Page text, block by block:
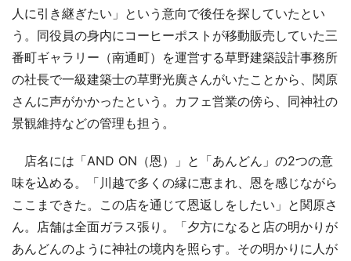
人に引き継ぎたい」という意向で後任を探していたとい
う。同役員の身内にコーヒーポストが移動販売していた三
番町ギャラリー（南通町）を運営する草野建築設計事務所
の社長で一級建築士の草野光廣さんがいたことから、関原
さんに声がかかったという。カフェ営業の傍ら、同神社の
景観維持などの管理も担う。
店名には「AND ON（恩）」と「あんどん」の2つの意
味を込める。「川越で多くの縁に恵まれ、恩を感じながら
ここまできた。この店を通じて恩返しをしたい」と関原さ
ん。店舗は全面ガラス張り。「夕方になると店の明かりが
あんどんのように神社の境内を照らす。その明かりに人が